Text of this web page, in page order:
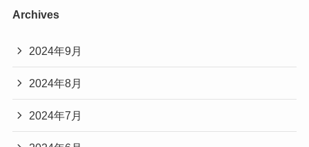
Archives
2024年9月
2024年8月
2024年7月